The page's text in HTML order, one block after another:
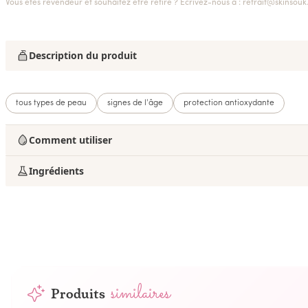
Vous êtes revendeur et souhaitez être retiré ? Écrivez-nous à :
Description du produit
tous types de peau signes de l'âge protection antioxydante
Comment utiliser
Ingrédients
Produits similaires